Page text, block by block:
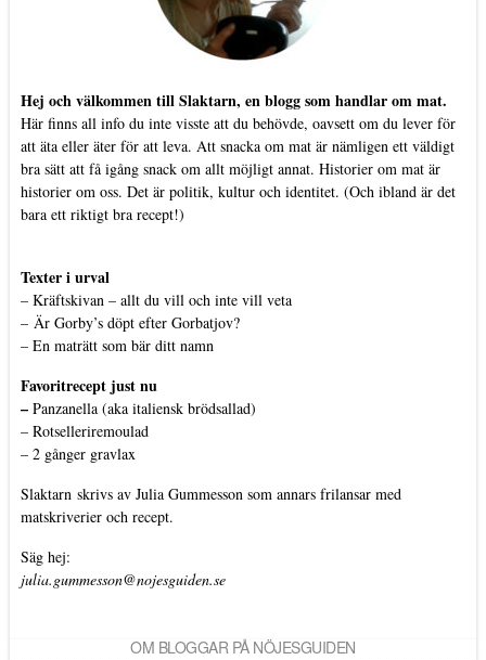
Hej och välkommen till Slaktarn, en blogg som handlar om mat.
Här finns all info du inte visste att du behövde, oavsett om du lever för
att äta eller äter för att leva. Att snacka om mat är nämligen ett väldigt
bra sätt att få igång snack om allt möjligt annat. Historier om mat är
historier om oss. Det är politik, kultur och identitet. (Och ibland är det
bara ett riktigt bra recept!)
Texter i urval
– Kräftskivan – allt du vill och inte vill veta
– Är Gorby’s döpt efter Gorbatjov?
– En maträtt som bär ditt namn
Favoritrecept just nu
– Panzanella (aka italiensk brödsallad)
– Rotselleriremoulad
– 2 gånger gravlax
Slaktarn skrivs av Julia Gummesson som annars frilansar med
matskriverier och recept.
Säg hej:
julia.gummesson@nojesguiden.se
OM BLOGGAR PÅ NÖJESGUIDEN